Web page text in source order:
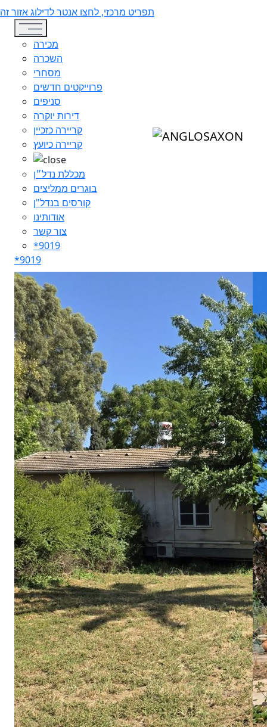
תפריט מרכזי, לחצו אנטר לדילוג אזור זה
Toggle navigation
מכירה
השכרה
מסחרי
פרוייקטים חדשים
סניפים
דירות יוקרה
קריירה כזכיין
קריירה כיועץ
מכללת נדל״ן
בוגרים ממליצים
קורסים בנדל"ן
אודותינו
צור קשר
*9019
*9019